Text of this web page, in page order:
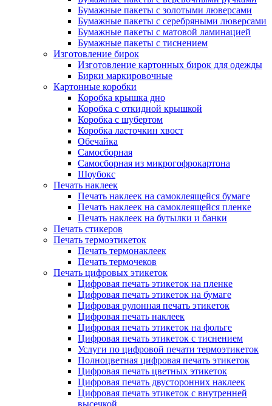
Бумажные пакеты с золотыми люверсами
Бумажные пакеты с серебряными люверсами
Бумажные пакеты с матовой ламинацией
Бумажные пакеты с тиснением
Изготовление бирок
Изготовление картонных бирок для одежды
Бирки маркировочные
Картонные коробки
Коробка крышка дно
Коробка с откидной крышкой
Коробка с шубертом
Коробка ласточкин хвост
Обечайка
Самосборная
Самосборная из микрогофрокартона
Шоубокс
Печать наклеек
Печать наклеек на самоклеящейся бумаге
Печать наклеек на самоклеящейся пленке
Печать наклеек на бутылки и банки
Печать стикеров
Печать термоэтикеток
Печать термонаклеек
Печать термочеков
Печать цифровых этикеток
Цифровая печать этикеток на пленке
Цифровая печать этикеток на бумаге
Цифровая рулонная печать этикеток
Цифровая печать наклеек
Цифровая печать этикеток на фольге
Цифровая печать этикеток с тиснением
Услуги по цифровой печати термоэтикеток
Полноцветная цифровая печать этикеток
Цифровая печать цветных этикеток
Цифровая печать двусторонних наклеек
Цифровая печать этикеток с внутренней
высечкой